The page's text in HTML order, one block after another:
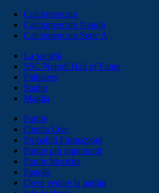
Calciomercato
Calciomercato Napoli
Calciomercato Serie A
La società
SSC Napoli Hall of Fame
Palmares
Stadio
Maglia
Partite
Diretta Live
Probabili Formazioni
Partite più importanti
Partite Storiche
Pagelle
Dove vedere la partita